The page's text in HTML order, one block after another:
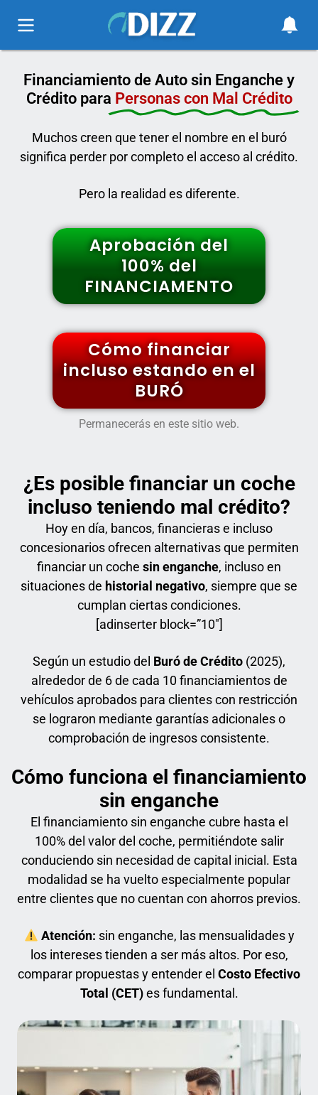
Financiamiento de Auto sin Enganche y
Crédito para Personas con Mal Crédito
Muchos creen que tener el nombre en el buró
significa perder por completo el acceso al crédito.
Pero la realidad es diferente.
Aprobación del
100% del
FINANCIAMENTO
Cómo financiar
incluso estando en el
BURÓ
Permanecerás en este sitio web.
¿Es posible financiar un coche
incluso teniendo mal crédito?
Hoy en día, bancos, financieras e incluso
concesionarios ofrecen alternativas que permiten
financiar un coche sin enganche, incluso en
situaciones de historial negativo, siempre que se
cumplan ciertas condiciones.
[adinserter block=”10″]
Según un estudio del Buró de Crédito (2025),
alrededor de 6 de cada 10 financiamientos de
vehículos aprobados para clientes con restricción
se lograron mediante garantías adicionales o
comprobación de ingresos consistente.
Cómo funciona el financiamiento
sin enganche
El financiamiento sin enganche cubre hasta el
100% del valor del coche, permitiéndote salir
conduciendo sin necesidad de capital inicial. Esta
modalidad se ha vuelto especialmente popular
entre clientes que no cuentan con ahorros previos.
Atención: sin enganche, las mensualidades y
los intereses tienden a ser más altos. Por eso,
comparar propuestas y entender el Costo Efectivo
Total (CET)es fundamental.